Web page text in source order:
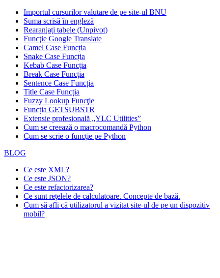
Importul cursurilor valutare de pe site-ul BNU
Suma scrisă în engleză
Rearanjați tabele (Unpivot)
Funcţie Google Translate
Camel Case Funcția
Snake Case Funcția
Kebab Case Funcția
Break Case Funcția
Sentence Case Funcția
Title Case Funcția
Fuzzy Lookup Funcţie
Funcția GETSUBSTR
Extensie profesională „YLC Utilities”
Cum se creează o macrocomandă Python
Cum se scrie o funcție pe Python
BLOG
Ce este XML?
Ce este JSON?
Ce este refactorizarea?
Ce sunt rețelele de calculatoare. Concepte de bază.
Cum să afli că utilizatorul a vizitat site-ul de pe un dispozitiv
mobil?